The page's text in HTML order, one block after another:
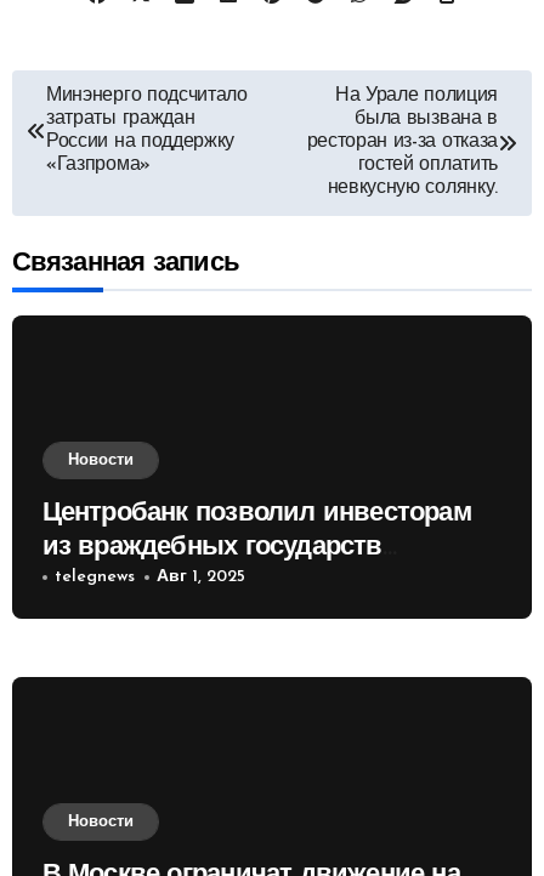
Навигация
по
Минэнерго подсчитало
затраты граждан
России на поддержку
«Газпрома»
На Урале полиция
была вызвана в
ресторан из-за отказа
гостей оплатить
невкусную солянку.
Связанная запись
Новости
Центробанк позволил инвесторам
из враждебных государств
приобретать валюту
telegnews Авг 1, 2025
Новости